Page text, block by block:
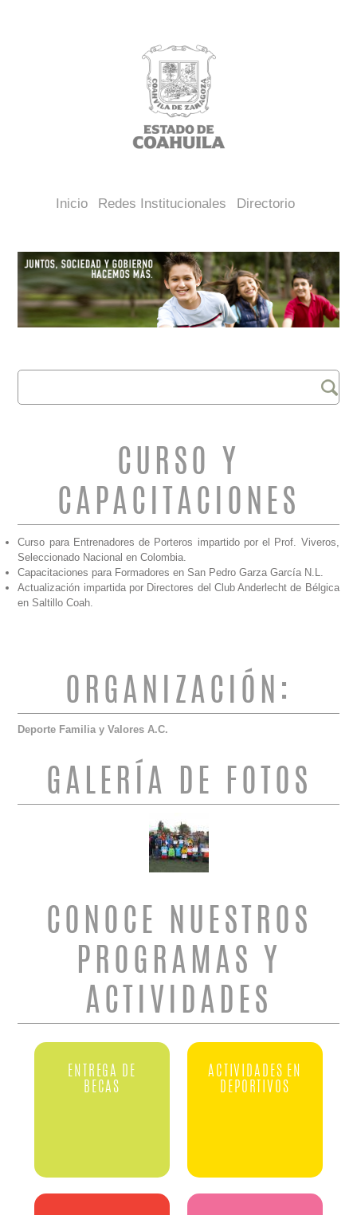
Inicio Redes Institucionales Directorio
FORMULARIO DE
BÚSQUEDA
Buscar
CURSO Y
CAPACITACIONES
Curso para Entrenadores de Porteros impartido por el Prof. Viveros,
Seleccionado Nacional en Colombia.
Capacitaciones para Formadores en San Pedro Garza García N.L.
Actualización impartida por Directores del Club Anderlecht de Bélgica
en Saltillo Coah.
ORGANIZACIÓN:
Deporte Familia y Valores A.C.
GALERÍA DE FOTOS
CONOCE NUESTROS
PROGRAMAS Y
ACTIVIDADES
ENTREGA DE
BECAS
ACTIVIDADES EN
DEPORTIVOS